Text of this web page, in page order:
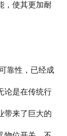
，使其更加耐
靠性，已经成
论是在传统行
带来了巨大的